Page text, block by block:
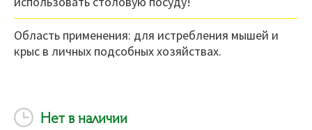
Область применения: для истребления мышей и
крыс в личных подсобных хозяйствах.
Нет в наличии